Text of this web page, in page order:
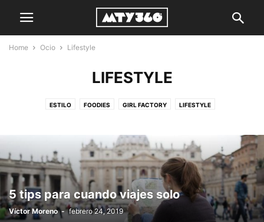
Home Ocio Lifestyle
LIFESTYLE
ESTILO FOODIES GIRL FACTORY LIFESTYLE
5 tips para cuando viajes solo
Víctor Moreno - febrero 24, 2019